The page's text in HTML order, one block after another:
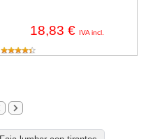
18,83 € IVA incl.